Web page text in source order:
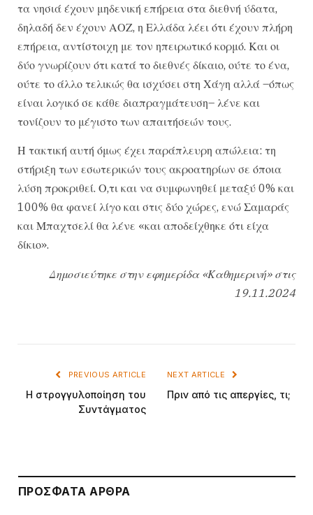
τα νησιά έχουν μηδενική επήρεια στα διεθνή ύδατα,
δηλαδή δεν έχουν ΑΟΖ, η Ελλάδα λέει ότι έχουν πλήρη
επήρεια, αντίστοιχη με τον ηπειρωτικό κορμό. Και οι
δύο γνωρίζουν ότι κατά το διεθνές δίκαιο, ούτε το ένα,
ούτε το άλλο τελικώς θα ισχύσει στη Χάγη αλλά –όπως
είναι λογικό σε κάθε διαπραγμάτευση– λένε και
τονίζουν το μέγιστο των απαιτήσεών τους.
Η τακτική αυτή όμως έχει παράπλευρη απώλεια: τη
στήριξη των εσωτερικών τους ακροατηρίων σε όποια
λύση προκριθεί. Ο,τι και να συμφωνηθεί μεταξύ 0% και
100% θα φανεί λίγο και στις δύο χώρες, ενώ Σαμαράς
και Μπαχτσελί θα λένε «και αποδείχθηκε ότι είχα
δίκιο».
Δημοσιεύτηκε στην εφημερίδα «Καθημερινή» στις
19.11.2024
PREVIOUS ARTICLE
Η στρογγυλοποίηση του
Συντάγματος
NEXT ARTICLE
Πριν από τις απεργίες, τι;
ΠΡΌΣΦΑΤΑ ΆΡΘΡΑ